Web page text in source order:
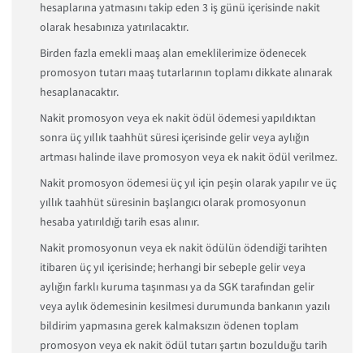
hesaplarına yatmasını takip eden 3 iş günü içerisinde nakit
olarak hesabınıza yatırılacaktır.
Birden fazla emekli maaş alan emeklilerimize ödenecek
promosyon tutarı maaş tutarlarının toplamı dikkate alınarak
hesaplanacaktır.
Nakit promosyon veya ek nakit ödül ödemesi yapıldıktan
sonra üç yıllık taahhüt süresi içerisinde gelir veya aylığın
artması halinde ilave promosyon veya ek nakit ödül verilmez.
Nakit promosyon ödemesi üç yıl için peşin olarak yapılır ve üç
yıllık taahhüt süresinin başlangıcı olarak promosyonun
hesaba yatırıldığı tarih esas alınır.
Nakit promosyonun veya ek nakit ödülün ödendiği tarihten
itibaren üç yıl içerisinde; herhangi bir sebeple gelir veya
aylığın farklı kuruma taşınması ya da SGK tarafından gelir
veya aylık ödemesinin kesilmesi durumunda bankanın yazılı
bildirim yapmasına gerek kalmaksızın ödenen toplam
promosyon veya ek nakit ödül tutarı şartın bozulduğu tarih